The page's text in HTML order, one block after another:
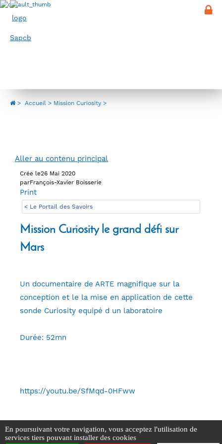
> Accueil Mission Curiosity
Aller au contenu principal
Crée le26 Mai 2020
parFrançois-Xavier Boisserie
Print
< Le Portail des Savoirs
Mission Curiosity le grand défi sur
Mars
Un documentaire de ARTE magnifique sur la
conception et le la mise en application de cette
sonde Curiosity equipé d un laboratoire
Durée: 52mn
https://youtu.be/SfMqd-0HFww
Panneau de gestion des cookies
En poursuivant votre navigation, vous acceptez l'utilisation de
services tiers pouvant installer des cookies